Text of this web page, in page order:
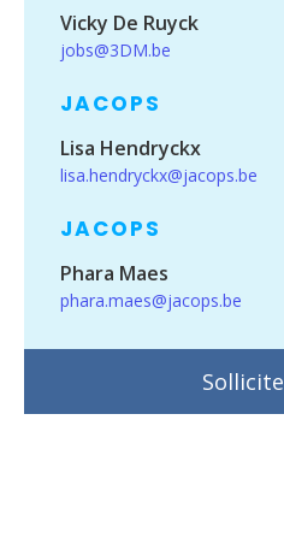
Vicky De Ruyck
jobs@3DM.be
JACOPS
Lisa Hendryckx
lisa.hendryckx@jacops.be
JACOPS
Phara Maes
phara.maes@jacops.be